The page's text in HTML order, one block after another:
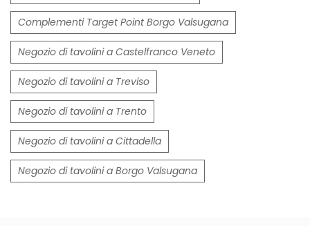
Complementi Target Point Borgo Valsugana
Negozio di tavolini a Castelfranco Veneto
Negozio di tavolini a Treviso
Negozio di tavolini a Trento
Negozio di tavolini a Cittadella
Negozio di tavolini a Borgo Valsugana